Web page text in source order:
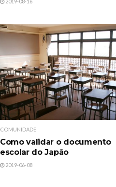
COMUNIDADE
Como validar o documento
escolar do Japão
2019-06-08